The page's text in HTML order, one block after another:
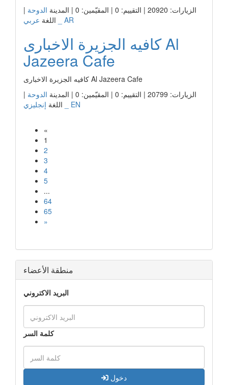
الزيارات: 20920 | التقييم: 0 | المقيّمين: 0 | المدينة
الدوحة |
اللغة عربي _ AR
كافيه الجزيرة الاخبارى Al
Jazeera Cafe
كافيه الجزيرة الاخبارى Al Jazeera Cafe
الزيارات: 20799 | التقييم: 0 | المقيّمين: 0 | المدينة
الدوحة |
اللغة إنجليزي _ EN
«
1
2
3
4
5
...
64
65
»
منطقة الأعضاء
البريد الاكتروني
كلمة السر
دخول